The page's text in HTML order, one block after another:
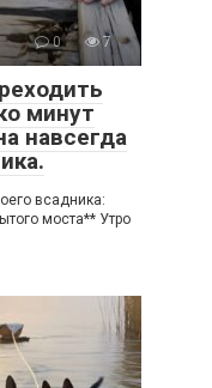
0 7
минут
навсегда
всадника:
моста** Утро